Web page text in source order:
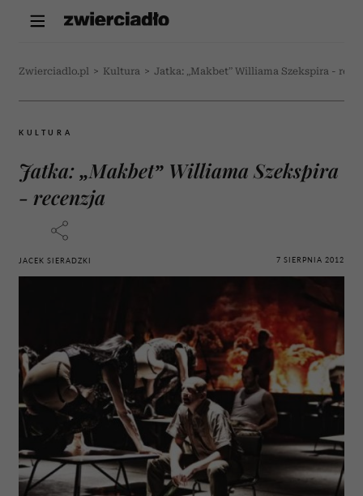
Zwierciadlo.pl > Kultura > Jatka: „Makbet” Williama Szekspira -
KULTURA
Jatka: „Makbet” Williama Szekspira
- recenzja
JACEK SIERADZKI 7 SIERPNIA 2012